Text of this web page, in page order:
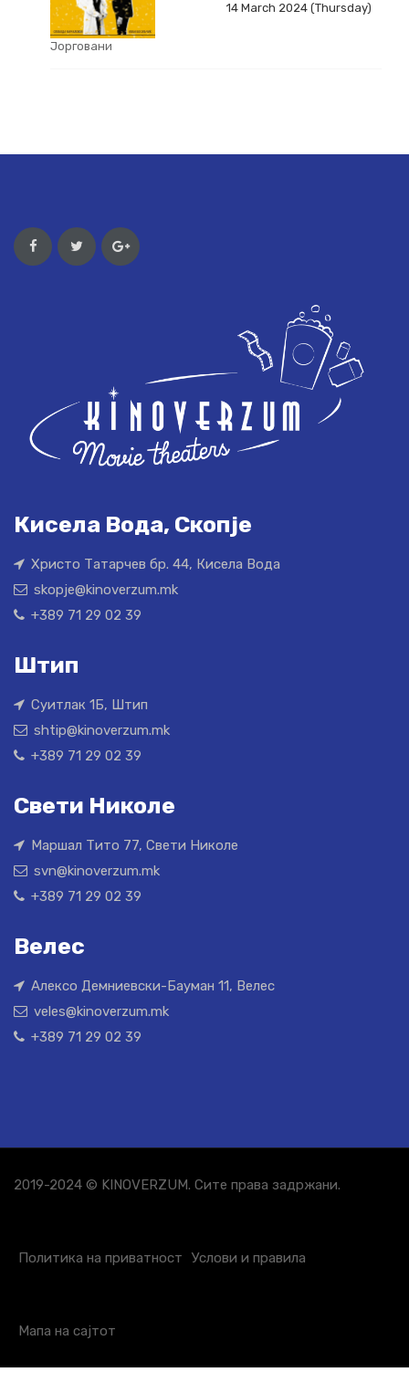
Јорговани
14 March 2024 (Thursday)
Кисела Вода, Скопје
Христо Татарчев бр. 44, Кисела Вода
skopje@kinoverzum.mk
+389 71 29 02 39
Штип
Суитлак 1Б, Штип
shtip@kinoverzum.mk
+389 71 29 02 39
Свети Николе
Маршал Тито 77, Свети Николе
svn@kinoverzum.mk
+389 71 29 02 39
Велес
Алексо Демниевски-Бауман 11, Велес
veles@kinoverzum.mk
+389 71 29 02 39
2019-2024 © KINOVERZUM. Сите права задржани.
Политика на приватност Услови и правила
Мапа на сајтот